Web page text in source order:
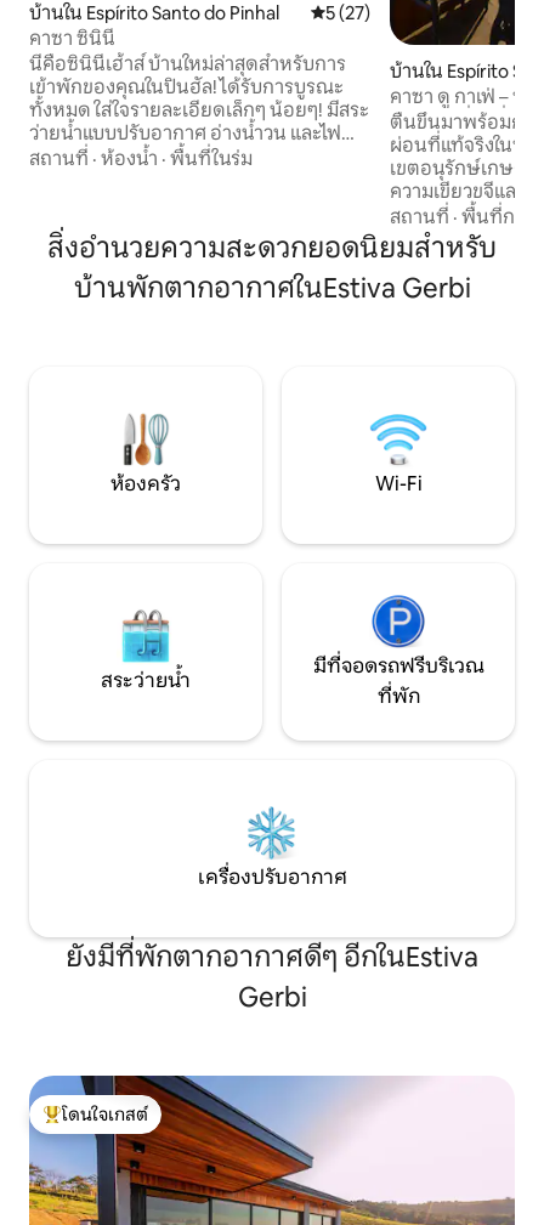
บ้านใน Espírito Santo do Pinhal คะแนนเฉลี่ย 5 จาก 5, 27 รีวิว
5 (27)
คาซา ซินินี
นี่คือซินินีเฮ้าส์ บ้านใหม่ล่าสุดสำหรับการ
เข้าพักของคุณในปินฮัล! ได้รับการบูรณะ
ทั้งหมด ใส่ใจรายละเอียดเล็กๆ น้อยๆ! มีสระ
ว่ายน้ำแบบปรับอากาศ อ่างน้ำวน และไฟ
และใช้พลังงานแสงอาทิตย์ในการทำความ
มองหาที่พักเพื่อเพลิดเพลินกับการท่อง
เที่ยวด้านไวน์ ร้านอาหารท้องถิ่น และคาเฟ่
ต์เทอเรีย ทำความรู้จักภูมิภาคเซอร์รา ดา
มันติเครา และเพลิดเพลินกับพื้นที่ของบ้าน
สถานที่ · ห้องน้ำ · พื้นที่ในร่ม
บ้านใน Espírito
คาซา ดู กาเฟ่ – ที่
พร้อมวิวที่น่าทึ่ง
ตื่นขึ้นมาพร้อมกลิ่
ผ่อนที่แท้จริงในป่า
เขตอนุรักษ์เกษต
ความเขียวขจีและ
สะดวกสบายและเ
อำนวยความสะดว
วิวภูเขาและพระอ
ห้องครัวเต็มรูปแบ
สบาย ผ้าปูที่นอน
สถานที่ ·พื้นที่กลา
สิ่งอำนวยความสะดวกยอดนิยมสำหรับ
บ้านพักตากอากาศในEstiva Gerbi
ห้องครัว Wi-Fi
สระว่ายน้ำ
มีที่จอดรถฟรีบริเวณ
ที่พัก
เครื่องปรับอากาศ
ยังมีที่พักตากอากาศดีๆ อีกในEstiva
Gerbi
โดนใจเกสต์ที่สุด
โดนใจเกสต์